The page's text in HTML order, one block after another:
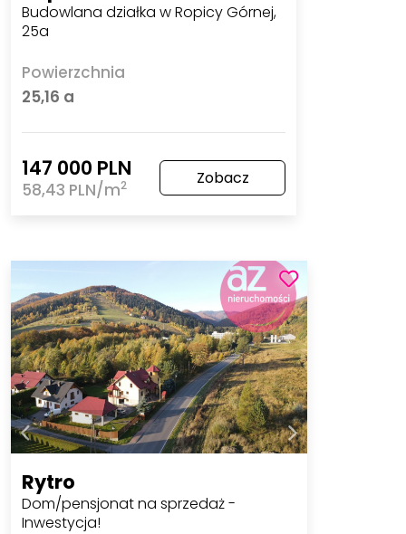
Budowlana działka w Ropicy Górnej,
25a
Powierzchnia
25,16 a
147 000 PLN
58,43 PLN/m2 Zobacz
Rytro
Dom/pensjonat na sprzedaż -
Inwestycja!